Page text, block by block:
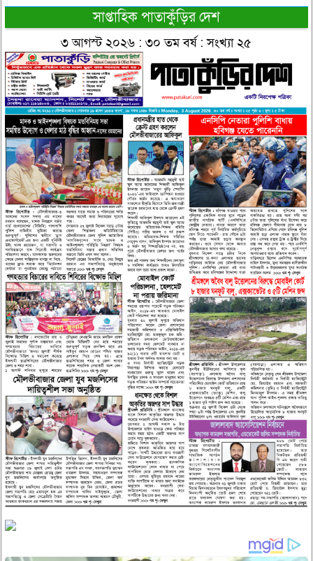
সাপ্তাহিক পাতাকুঁড়ির দেশ
৩ আগস্ট ২০২৬ : ৩০ তম বর্ষ : সংখ্যা ২৫